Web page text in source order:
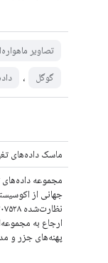
تصاویر
گوگل ،
ماسک داده‌های
مجموعه
جهانی از
ارجاع به
پهنه‌های جزر و